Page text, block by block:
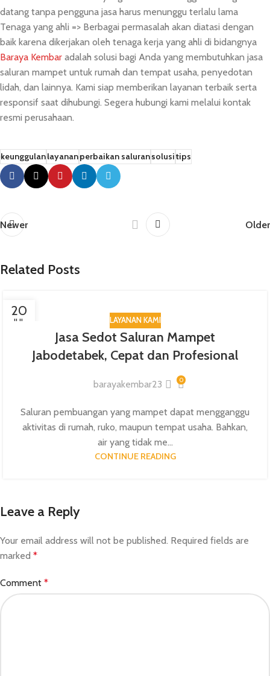
datang tanpa pengguna jasa harus menunggu terlalu lama
Tenaga yang ahli => Berbagai permasalah akan diatasi dengan
baik karena dikerjakan oleh tenaga kerja yang ahli di bidangnya
Baraya Kembar adalah solusi bagi Anda yang membutuhkan jasa
saluran mampet untuk rumah dan tempat usaha, penyedotan
lidah, dan lainnya. Kami siap memberikan layanan terbaik serta
responsif saat dihubungi. Segera hubungi kami melalui kontak
resmi perusahaan.
keunggulanlayananperbaikan saluransolusitips
Newer Older
Related Posts
20
JUL LAYANAN KAMI
Jasa Sedot Saluran Mampet
Jabodetabek, Cepat dan Profesional
barayakembar23 0
Saluran pembuangan yang mampet dapat mengganggu
aktivitas di rumah, ruko, maupun tempat usaha. Bahkan,
air yang tidak me...
CONTINUE READING
Leave a Reply
Your email address will not be published. Required fields are
marked *
Comment *